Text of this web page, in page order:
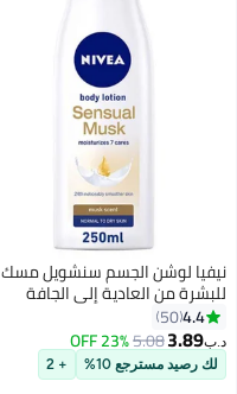
نيفيا لوشن الجسم سنشويل مسك
للبشرة من العادية إلى الجافة
250ملليلتر4.4
50
د.ب‏3.89
5.08
23% OFF
لك رصيد مسترجع 10% + 2